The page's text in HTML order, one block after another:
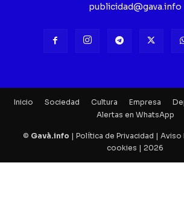
publicidad@gava.info
Inicio Sociedad Cultura Empresa
Alertas en WhatsApp
© Gavà.info | Política de Privacidad | Aviso
cookies | 2026